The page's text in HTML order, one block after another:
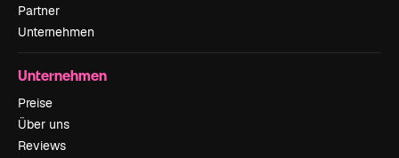
Partner
Unternehmen
Unternehmen
Preise
Über uns
Reviews